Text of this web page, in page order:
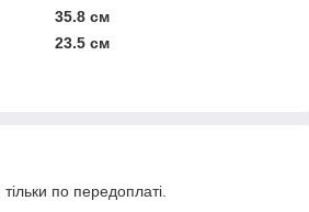
35.8 см
23.5 см
по передоплаті.